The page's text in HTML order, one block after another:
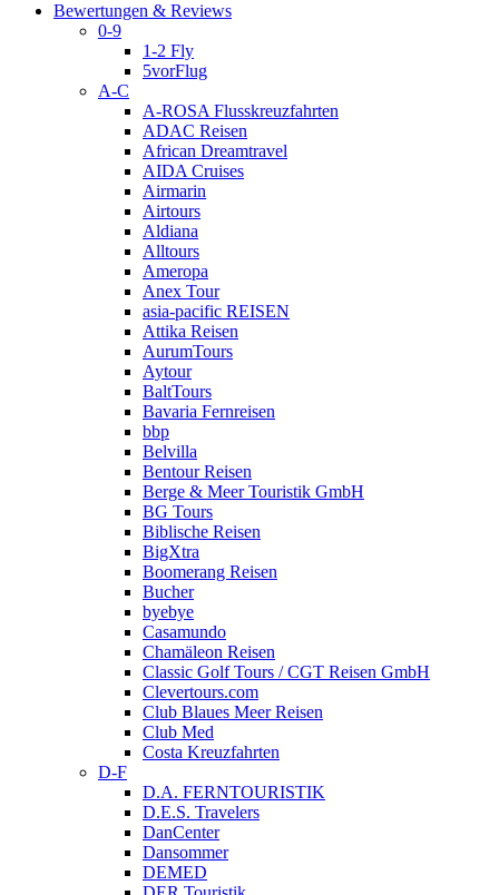
Bewertungen & Reviews
0-9
1-2 Fly
5vorFlug
A-C
A-ROSA Flusskreuzfahrten
ADAC Reisen
African Dreamtravel
AIDA Cruises
Airmarin
Airtours
Aldiana
Alltours
Ameropa
Anex Tour
asia-pacific REISEN
Attika Reisen
AurumTours
Aytour
BaltTours
Bavaria Fernreisen
bbp
Belvilla
Bentour Reisen
Berge & Meer Touristik GmbH
BG Tours
Biblische Reisen
BigXtra
Boomerang Reisen
Bucher
byebye
Casamundo
Chamäleon Reisen
Classic Golf Tours / CGT Reisen GmbH
Clevertours.com
Club Blaues Meer Reisen
Club Med
Costa Kreuzfahrten
D-F
D.A. FERNTOURISTIK
D.E.S. Travelers
DanCenter
Dansommer
DEMED